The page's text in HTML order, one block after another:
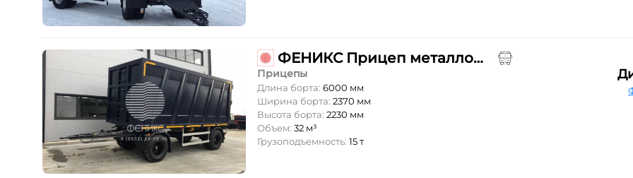
ФЕНИКС Прицеп металловоз 780254
Прицепы
Длина борта: 6000 мм
Ширина борта: 2370 мм
Высота борта: 2230 мм
Объем: 32 м³
Грузоподъемность: 15 т